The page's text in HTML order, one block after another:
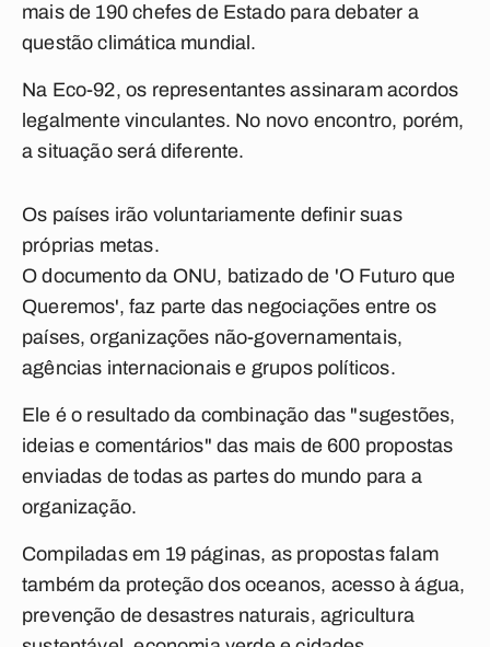
mais de 190 chefes de Estado para debater a
questão climática mundial.
Na Eco-92, os representantes assinaram acordos
legalmente vinculantes. No novo encontro, porém,
a situação será diferente.
Os países irão voluntariamente definir suas
próprias metas.
O documento da ONU, batizado de 'O Futuro que
Queremos', faz parte das negociações entre os
países, organizações não-governamentais,
agências internacionais e grupos políticos.
Ele é o resultado da combinação das "sugestões,
ideias e comentários" das mais de 600 propostas
enviadas de todas as partes do mundo para a
organização.
Compiladas em 19 páginas, as propostas falam
também da proteção dos oceanos, acesso à água,
prevenção de desastres naturais, agricultura